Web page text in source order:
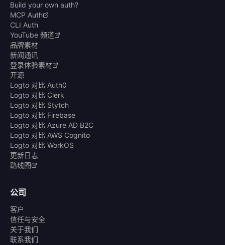
Build your own auth?
MCP Auth
CLI Auth
YouTube 频道
品牌素材
新闻通讯
登录体验素材
开源
Logto 对比 Auth0
Logto 对比 Clerk
Logto 对比 Stytch
Logto 对比 Firebase
Logto 对比 Azure AD B2C
Logto 对比 AWS Cognito
Logto 对比 WorkOS
更新日志
路线图
公司
客户
信任与安全
关于我们
联系我们